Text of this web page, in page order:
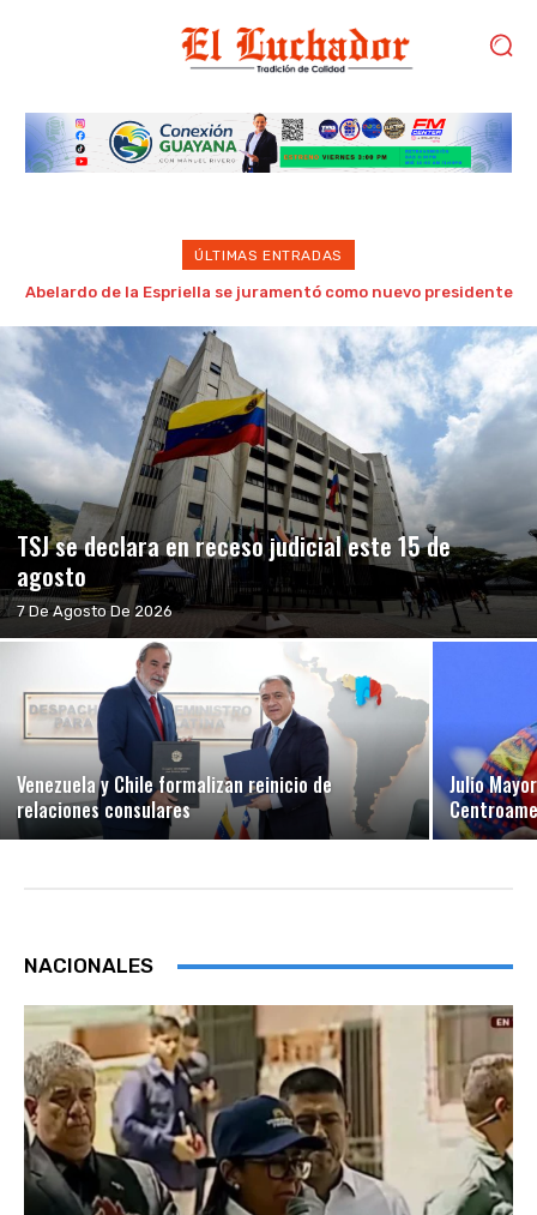
ÚLTIMAS ENTRADAS
Realizan con éxito jornadas de cirugías traumatológicas en
TSJ se declara en receso judicial este 15 de
agosto
7 De Agosto De 2026
Venezuela y Chile formalizan reinicio de
relaciones consulares
Julio
NACIONALES